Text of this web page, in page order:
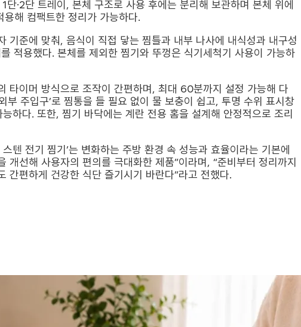
·2단 트레이, 본체 구조로 사용 후에는 분리해 보관하며 본체 위에
용해 컴팩트한 정리가 가능하다.
기준에 맞춰, 음식이 직접 닿는 찜틀과 내부 나사에 내식성과 내구성
적용했다. 본체를 제외한 찜기와 뚜껑은 식기세척기 사용이 가능하
타이머 방식으로 조작이 간편하며, 최대 60분까지 설정 가능해 다
부 주입구’로 찜통을 들 필요 없이 물 보충이 쉽고, 투명 수위 표시창
하다. 또한, 찜기 바닥에는 계란 전용 홈을 설계해 안정적으로 조리
텐 전기 찜기’는 변화하는 주방 환경 속 성능과 효율이라는 기본에
개선해 사용자의 편의를 극대화한 제품”이라며, “준비부터 정리까지
간편하게 건강한 식단 즐기시기 바란다”라고 전했다.